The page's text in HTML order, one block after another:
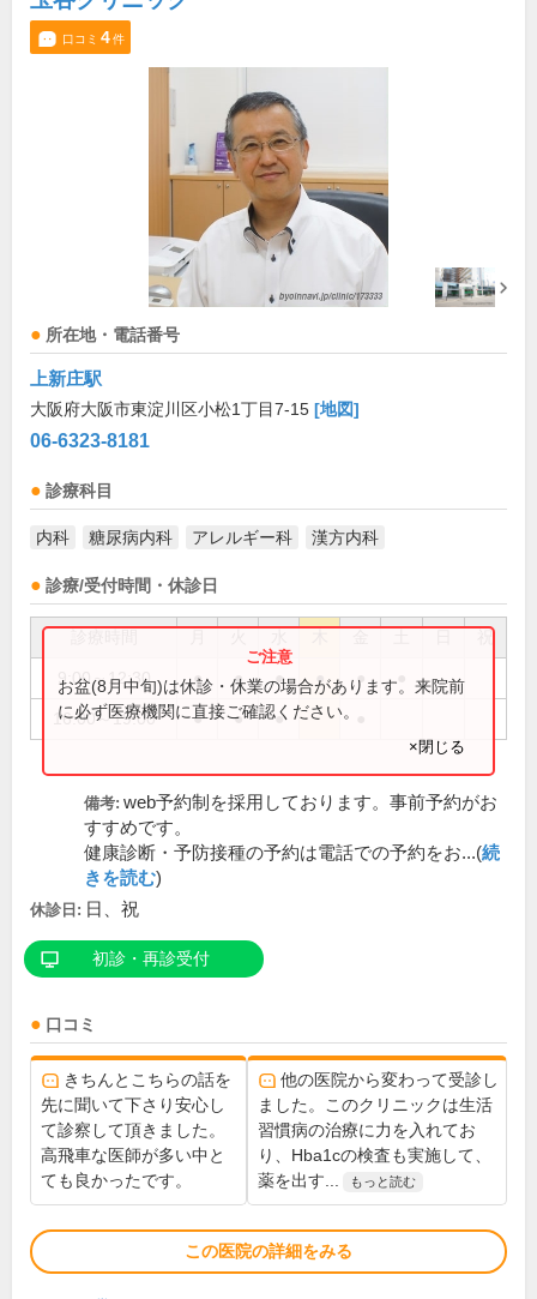
口コミ 4件
所在地・電話番号
上新庄駅
大阪府大阪市東淀川区小松1丁目7-15 [地図]
06-6323-8181
診療科目
内科 糖尿病内科 アレルギー科 漢方内科
診療/受付時間・休診日
祝
9:00～12:30 ● ● ● ● ●
16:00～19:00 ● ● ●
お盆(8月中旬)は休診・休業の場合があります。来院前
に必ず医療機関に直接ご確認ください。
×閉じる
備考: web予約制を採用しております。事前予約がお
すすめです。
健康診断・予防接種の予約は電話での予約をお...(続
きを読む)
休診日: 日、祝
初診・再診受付
口コミ
きちんとこちらの話を
先に聞いて下さり安心し
て診察して頂きました。
高飛車な医師が多い中と
ても良かったです。
他の医院から変わって受診し
ました。このクリニックは生活
習慣病の治療に力を入れてお
り、Hba1cの検査も実施して、
薬を出す...
もっと読む
この医院の詳細をみる